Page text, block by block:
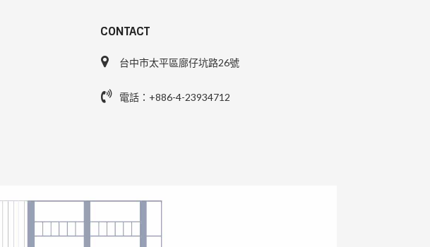
CONTACT
台中市太平區廍仔坑路26號
電話：+886-4-23934712